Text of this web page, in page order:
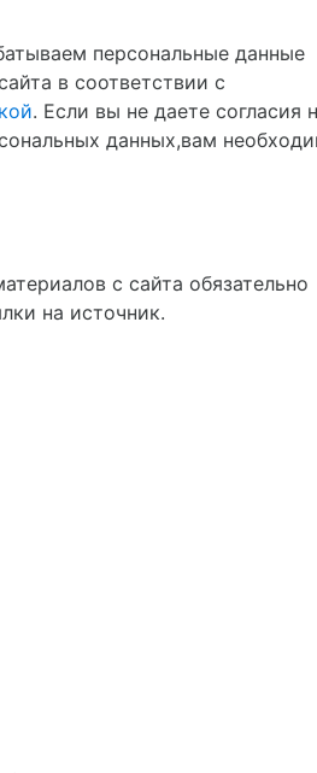
персональные данные
в соответствии с
. Если вы не даете согласия
данных,вам
с сайта обязательно
на источник.